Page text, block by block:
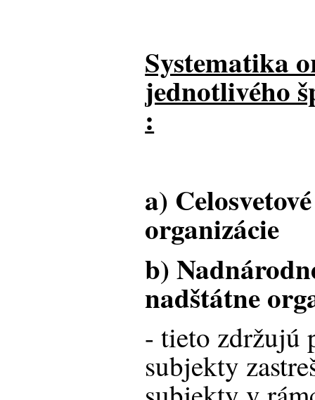
Systematika
jednotlivého
:
a)
organizácie
b)
nadštátne
- tieto zdržujú
subjekty